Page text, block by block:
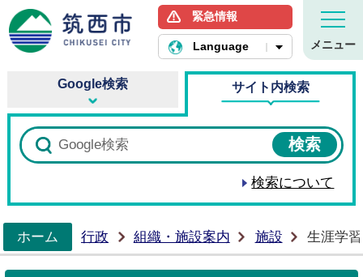
筑西市ホームページ
緊急情報
Language メニュー
Google検索 サイト内検索
検索について
ホーム
行政 組織・施設案内 施設 生涯学